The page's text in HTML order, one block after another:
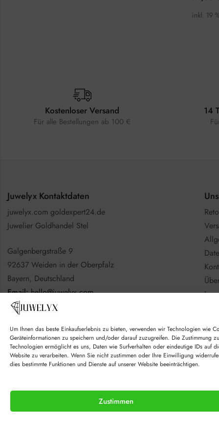
Um Ihnen das beste Einkaufserlebnis zu bieten, verwenden wir Technologien wie
Geräteinformationen zu speichern und/oder darauf zuzugreifen. Die Zustimmung
Technologien ermöglicht es uns, Daten wie Surfverhalten oder eindeutige IDs auf
Website zu verarbeiten. Wenn Sie nicht zustimmen oder Ihre Einwilligung
dies bestimmte Funktionen und Dienste auf unserer Website beeinträchtigen.
Zustimmen
inkl. 19
Kostenloser Versand
Für alle Bestellungen ab 100 €
14
Juwelyx Kontaktdaten
juwelyx.com goldexpert24.de
Juwelier Goldhandel Stel
Galgenbergstraße 9
92637 Weiden in der Oberpfalz
Bayern, Deutschland
Email:hello@juwelyx.com
Nutzen Sie gerne das